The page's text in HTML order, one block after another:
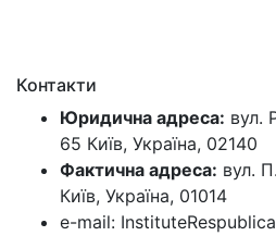
Контакти
Юридична адреса: вул.
65 Київ, Україна, 02140
Фактична адреса: вул.
Київ, Україна, 01014
e-mail: